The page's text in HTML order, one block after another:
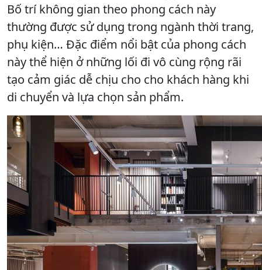
Bố trí không gian theo phong cách này
thường được sử dụng trong ngành thời trang,
phụ kiện… Đặc điểm nổi bật của phong cách
này thể hiện ở những lối đi vô cùng rộng rãi
tạo cảm giác dễ chịu cho cho khách hàng khi
di chuyển và lựa chọn sản phẩm.